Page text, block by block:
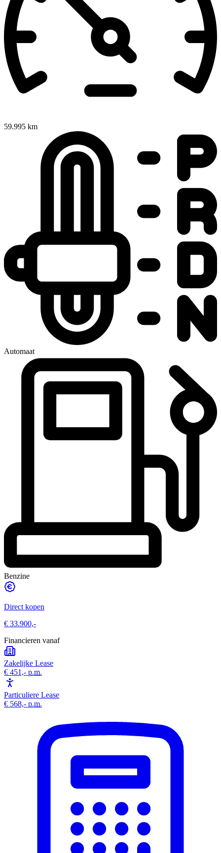
59.995 km
Automaat
Benzine
Direct kopen
€ 33.900,-
Financieren vanaf
Zakelijke Lease
€ 451,- p.m.
Particuliere Lease
€ 568,- p.m.